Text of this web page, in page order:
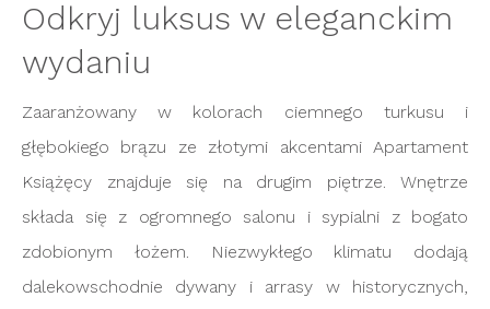
Odkryj luksus w eleganckim
wydaniu
Zaaranżowany w kolorach ciemnego turkusu i
głębokiego brązu ze złotymi akcentami Apartament
Książęcy znajduje się na drugim piętrze. Wnętrze
składa się z ogromnego salonu i sypialni z bogato
zdobionym łożem. Niezwykłego klimatu dodają
dalekowschodnie dywany i arrasy w historycznych,